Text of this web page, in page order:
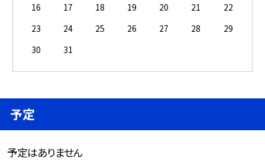
16
17 18 19 20 21
22
23
24 25 26 27 28
29
30
31
予定
予定はありません